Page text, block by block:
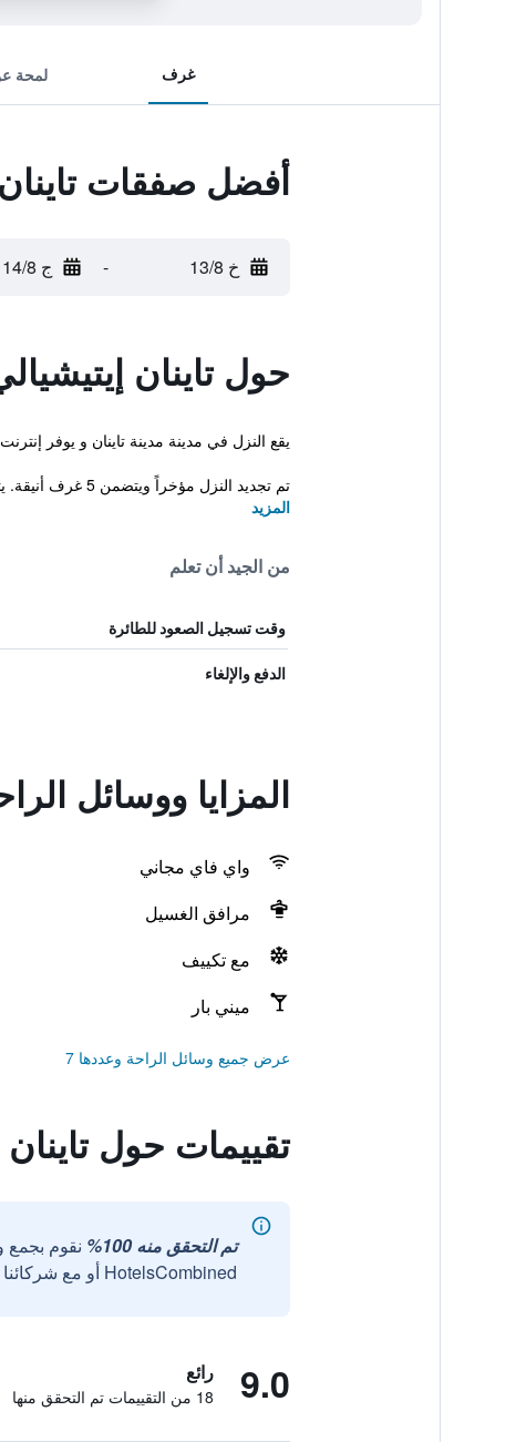
غرف لمحة
أفضل صفقات تاينان
خ 13/8 - ج 14/8
حول تاينان
يقع النزل في مدينة مدينة تاينان و يوفر إنترنت
تم تجديد النزل مؤخراً ويتضمن 5 غرف أنيقة. يتوفر أيضاً اماكن لتوضيب الأمتع...
المزيد
من الجيد أن تعلم
وقت تسجيل الصعود للطائرة
الدفع والإلغاء
المزايا ووسائل
واي فاي مجاني
مرافق الغسيل
مع تكييف
ميني بار
عرض جميع وسائل الراحة وعددها 7
تقييمات حول
تم التحقق منه 100%
نقوم بجمع
HotelsCombined أو مع شركائنا الخارجيين الموثوقين.
9.0 رائع
18 من التقييمات تم التحقق منها